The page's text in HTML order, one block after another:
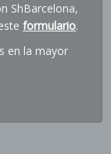
ShBarcelona,
formulario.
en la mayor